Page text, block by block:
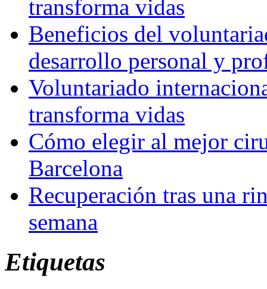
transforma vidas
Beneficios del
desarrollo personal y
Voluntariado
transforma vidas
Cómo elegir al mejor
Barcelona
Recuperación tras una
semana
Etiquetas